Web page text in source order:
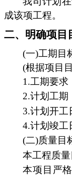
成该项工程。
二、明确项目
(一)工期目
(根据项目
1.工期要求
2.计划工期
3.计划开工
4.计划竣工
(二)质量目
本工程质量
本项目严